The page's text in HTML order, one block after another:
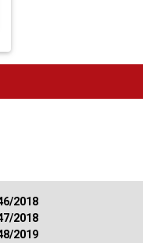
2018
2018
2019